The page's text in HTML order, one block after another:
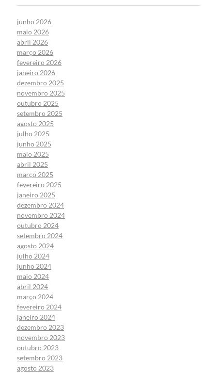
junho 2026
maio 2026
abril 2026
março 2026
fevereiro 2026
janeiro 2026
dezembro 2025
novembro 2025
outubro 2025
setembro 2025
agosto 2025
julho 2025
junho 2025
maio 2025
abril 2025
março 2025
fevereiro 2025
janeiro 2025
dezembro 2024
novembro 2024
outubro 2024
setembro 2024
agosto 2024
julho 2024
junho 2024
maio 2024
abril 2024
março 2024
fevereiro 2024
janeiro 2024
dezembro 2023
novembro 2023
outubro 2023
setembro 2023
agosto 2023